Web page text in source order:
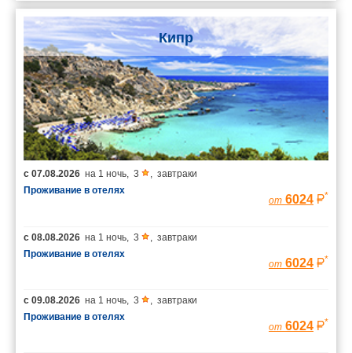
Кипр
с 07.08.2026 на 1 ночь 3
завтраки
Проживание в отелях
от 6024 *
с 08.08.2026 на 1 ночь 3
завтраки
Проживание в отелях
от 6024 *
с 09.08.2026 на 1 ночь 3
завтраки
Проживание в отелях
от 6024 *